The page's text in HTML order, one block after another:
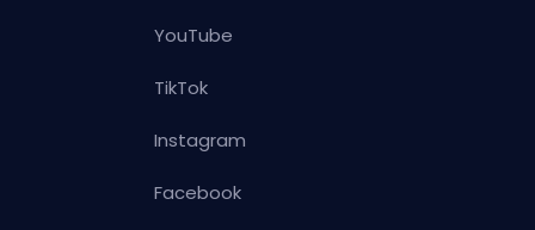
YouTube
TikTok
Instagram
Facebook